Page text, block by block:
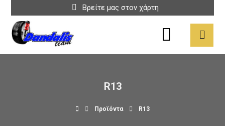
Βρείτε μας στον χάρτη
R13
Προϊόντα R13